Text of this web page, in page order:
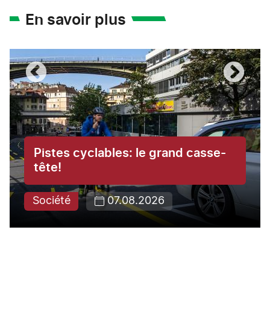
En savoir plus
Pistes cyclables: le grand casse-
tête!
Société 07.08.2026